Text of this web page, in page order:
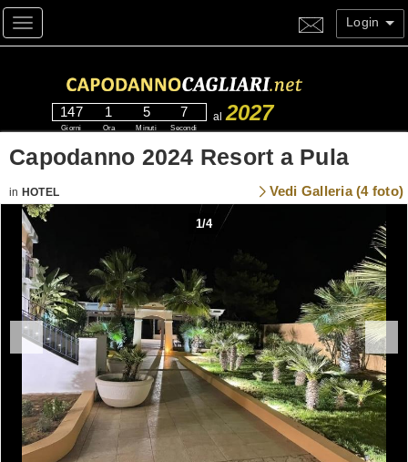
Toggle navigation Login
147
Giorni
1
Ora
5
Minuti
7
Secondi
al 2027
Capodanno 2024 Resort a Pula
in HOTEL Vedi Galleria (4 foto)
1/4